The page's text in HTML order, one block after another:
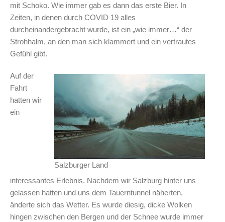
mit Schoko. Wie immer gab es dann das erste Bier. In
Zeiten, in denen durch COVID 19 alles
durcheinandergebracht wurde, ist ein „wie immer…“ der
Strohhalm, an den man sich klammert und ein vertrautes
Gefühl gibt.
Salzburger Land
Auf der
Fahrt
hatten wir
ein
interessantes Erlebnis. Nachdem wir Salzburg hinter uns
gelassen hatten und uns dem Tauerntunnel näherten,
änderte sich das Wetter. Es wurde diesig, dicke Wolken
hingen zwischen den Bergen und der Schnee wurde immer